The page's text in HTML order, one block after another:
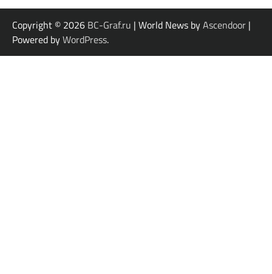
Copyright © 2026 BC-Graf.ru | World News byAscendoor |
Powered byWordPress.